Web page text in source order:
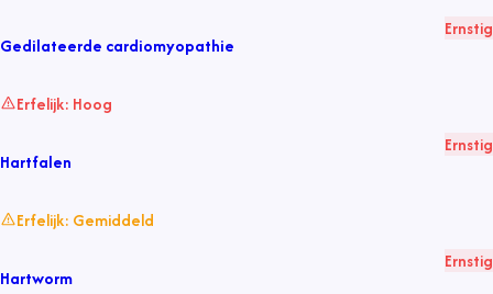
Gedilateerde cardiomyopathie
Ernstig
Erfelijk: Hoog
Hartfalen
Ernstig
Erfelijk: Gemiddeld
Hartworm
Ernstig